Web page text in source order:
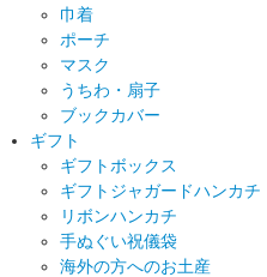
巾着
ポーチ
マスク
うちわ・扇子
ブックカバー
ギフト
ギフトボックス
ギフトジャガードハンカチ
リボンハンカチ
手ぬぐい祝儀袋
海外の方へのお土産